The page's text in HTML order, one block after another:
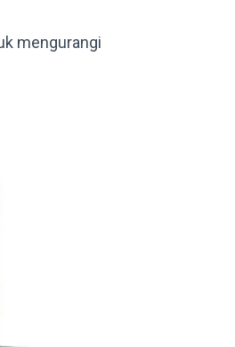
mengurangi